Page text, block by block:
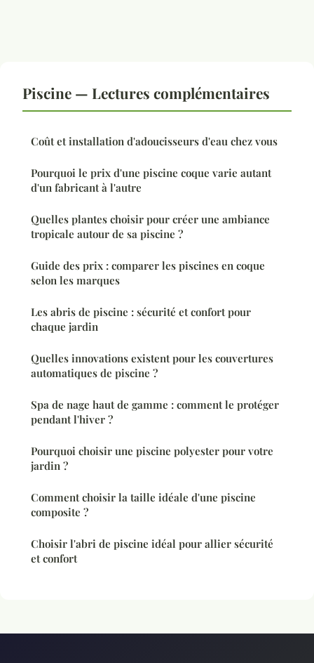
Piscine — Lectures complémentaires
Coût et installation d'adoucisseurs d'eau chez vous
Pourquoi le prix d'une piscine coque varie autant
d'un fabricant à l'autre
Quelles plantes choisir pour créer une ambiance
tropicale autour de sa piscine ?
Guide des prix : comparer les piscines en coque
selon les marques
Les abris de piscine : sécurité et confort pour
chaque jardin
Quelles innovations existent pour les couvertures
automatiques de piscine ?
Spa de nage haut de gamme : comment le protéger
pendant l'hiver ?
Pourquoi choisir une piscine polyester pour votre
jardin ?
Comment choisir la taille idéale d'une piscine
composite ?
Choisir l'abri de piscine idéal pour allier sécurité
et confort